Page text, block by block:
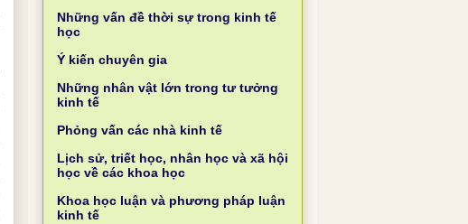
Những vấn đề thời sự trong kinh tế
học
Ý kiến chuyên gia
Những nhân vật lớn trong tư tưởng
kinh tế
Phỏng vấn các nhà kinh tế
Lịch sử, triết học, nhân học và xã hội
học về các khoa học
Khoa học luận và phương pháp luận
kinh tế